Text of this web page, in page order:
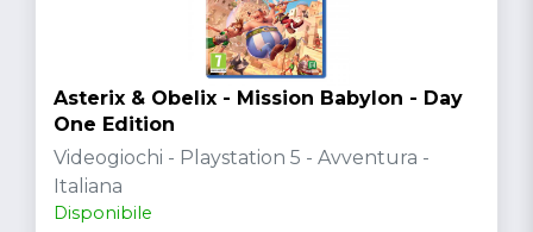
Asterix & Obelix - Mission Babylon - Day
One Edition
Videogiochi - Playstation 5 - Avventura -
Italiana
Disponibile